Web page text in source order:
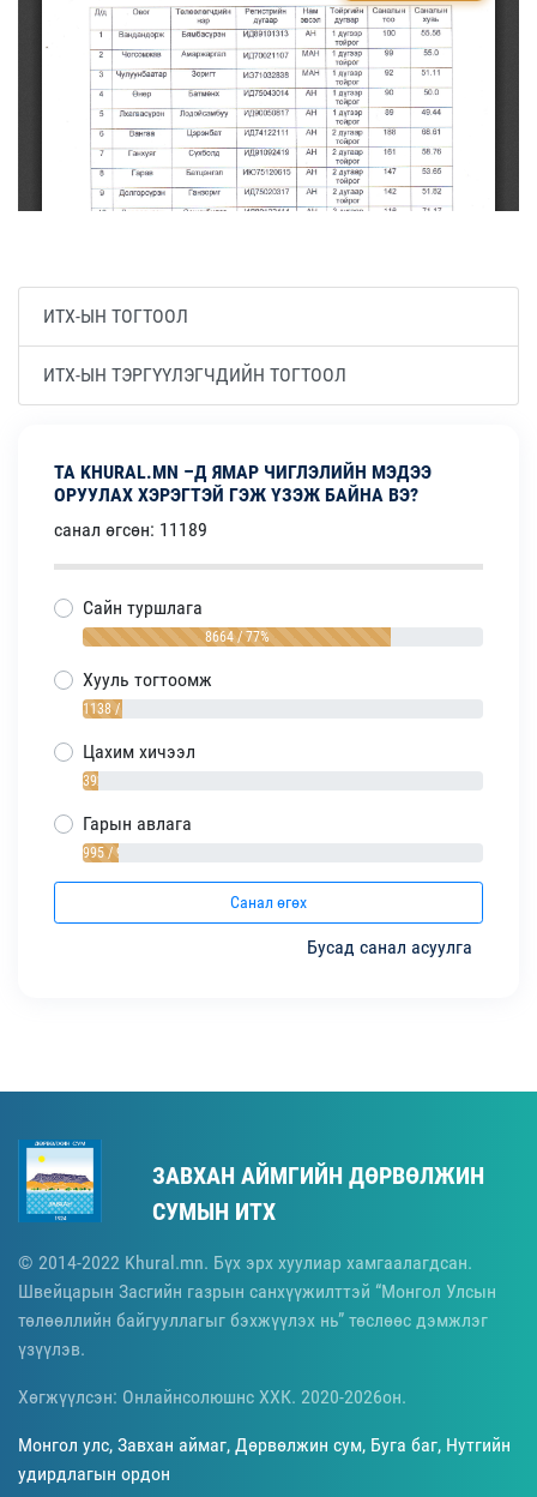
ИТХ-ЫН ТОГТООЛ
ИТХ-ЫН ТЭРГҮҮЛЭГЧДИЙН ТОГТООЛ
ТА KHURAL.MN –Д ЯМАР ЧИГЛЭЛИЙН МЭДЭЭ
ОРУУЛАХ ХЭРЭГТЭЙ ГЭЖ ҮЗЭЖ БАЙНА ВЭ?
санал өгсөн: 11189
Сайн туршлага
8664 / 77%
Хууль тогтоомж
1138 / 10%
Цахим хичээл
392 / 4%
Гарын авлага
995 / 9%
Санал өгөх
Бусад санал асуулга
ЗАВХАН АЙМГИЙН ДӨРВӨЛЖИН
СУМЫН ИТХ
© 2014-2022 Khural.mn. Бүх эрх хуулиар хамгаалагдсан.
Швейцарын Засгийн газрын санхүүжилттэй “Монгол Улсын
төлөөллийн байгууллагыг бэхжүүлэх нь” төслөөс дэмжлэг
үзүүлэв.
Хөгжүүлсэн: Онлайнсолюшнс ХХК. 2020-2026он.
Монгол улс, Завхан аймаг, Дөрвөлжин сум, Буга баг, Нутгийн
удирдлагын ордон